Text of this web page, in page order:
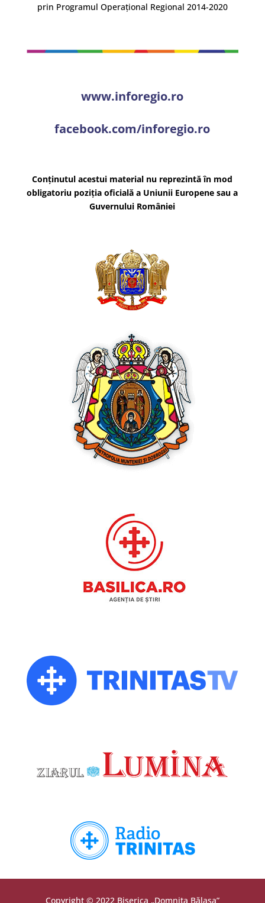
prin Programul Operațional Regional 2014-2020
www.inforegio.ro
facebook.com/inforegio.ro
Conținutul acestui material nu reprezintă în mod
obligatoriu poziția oficială a Uniunii Europene sau a
Guvernului României
Copyright © 2022 Biserica „Domnița Bălașa”